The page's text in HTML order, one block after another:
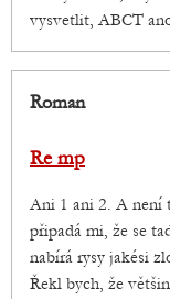
vysvetlit, ABCT
Roman
Re mp
Ani 1 ani 2. A není
připadá mi, že se
nabírá rysy jakési
Řekl bych, že